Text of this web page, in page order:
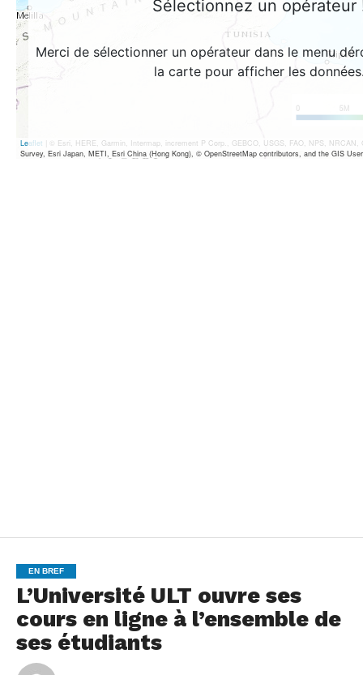
EN BREF
L’Université ULT ouvre ses
cours en ligne à l’ensemble de
ses étudiants